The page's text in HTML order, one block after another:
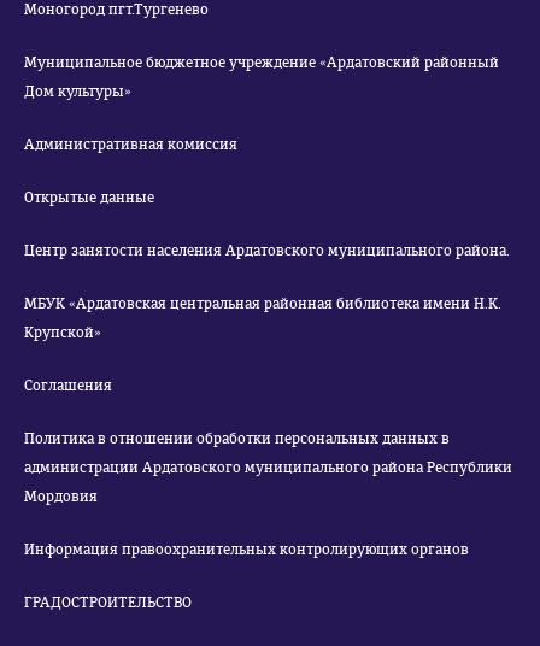
Моногород пгт.Тургенево
Муниципальное бюджетное учреждение «Ардатовский районный
Дом культуры»
Административная комиссия
Открытые данные
Центр занятости населения Ардатовского муниципального района.
МБУК «Ардатовская центральная районная библиотека имени Н.К.
Крупской»
Соглашения
Политика в отношении обработки персональных данных в
администрации Ардатовского муниципального района Республики
Мордовия
Информация правоохранительных контролирующих органов
ГРАДОСТРОИТЕЛЬСТВО